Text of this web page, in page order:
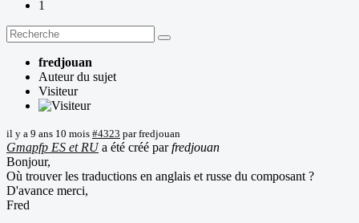
1
fredjouan
Auteur du sujet
Visiteur
il y a 9 ans 10 mois #4323 parfredjouan
Gmapfp ES et RUa été créé parfredjouan
Bonjour,
Où trouver les traductions en anglais et russe du composant ?
D'avance merci,
Fred